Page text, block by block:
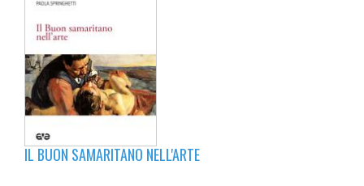
IL BUON SAMARITANO NELL'ARTE